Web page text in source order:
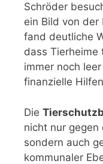
Schröder
ein Bild von der
fand deutliche
dass Tierheime
immer noch
finanzielle
Die
nicht nur gegen
sondern auch
kommunaler